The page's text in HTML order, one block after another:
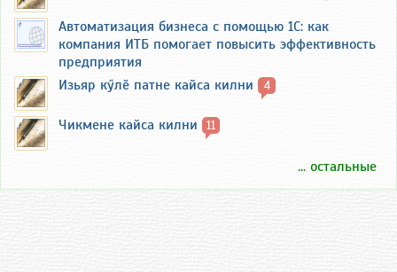
Автоматизация бизнеса с помощью 1С: как
компания ИТБ помогает повысить эффективность
предприятия
Изьяр кӳлӗ патне кайса килни
4
Чикмене кайса килни 11
... остальные